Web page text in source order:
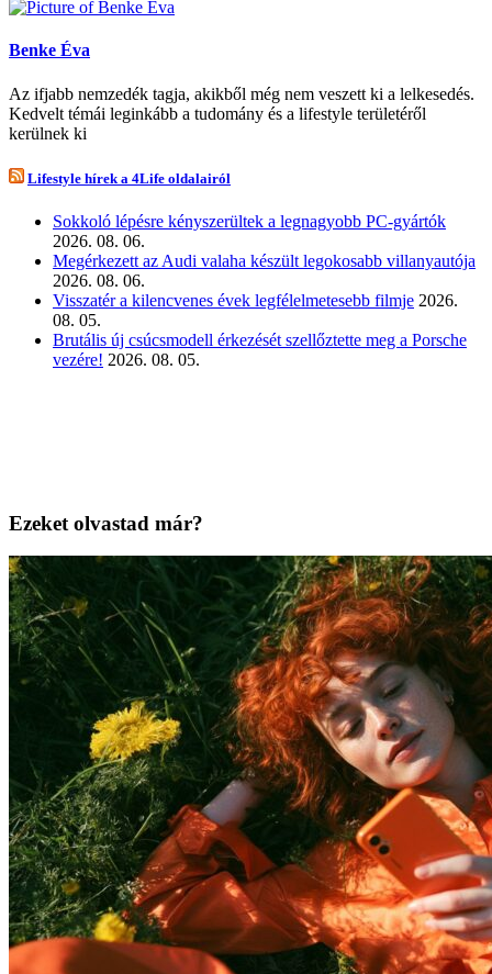
Benke Éva
Az ifjabb nemzedék tagja, akikből még nem veszett ki a lelkesedés.
Kedvelt témái leginkább a tudomány és a lifestyle területéről
kerülnek ki
Lifestyle hírek a 4Life oldalairól
Sokkoló lépésre kényszerültek a legnagyobb PC-gyártók
2026. 08. 06.
Megérkezett az Audi valaha készült legokosabb villanyautója
2026. 08. 06.
Visszatér a kilencvenes évek legfélelmetesebb filmje 2026.
08. 05.
Brutális új csúcsmodell érkezését szellőztette meg a Porsche
vezére! 2026. 08. 05.
Ezeket olvastad már?